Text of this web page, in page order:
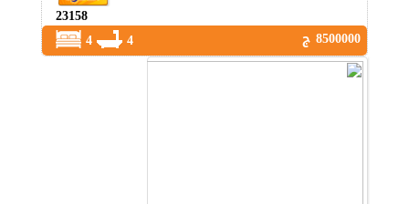
23158
8500000 ج
4